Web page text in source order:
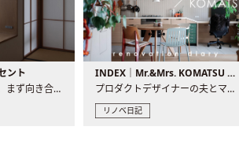
ント
現場が始まるとき、まず向き合うものの一つがコンセントです..
INDEX｜Mr.&Mrs. KOMATSU renovation diary
プロダクトデザイナーの夫とマーチャンダイザーの妻が、夫婦で..
リノベ日記